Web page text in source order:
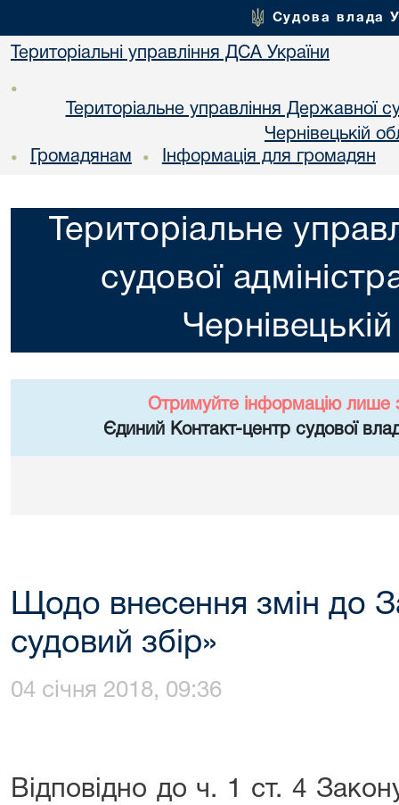
Судова влада
Територіальні управління ДСА України
•
Територіальне управління Державної
Чернiвецькій
• Громадянам • Інформація для громадян
Територіальне
судової
Отримуйте інформацію лише
Єдиний Контакт-центр судової
Щодо внесення змін до
судовий збір»
04 січня 2018, 09:36
Відповідно до ч. 1 ст. 4